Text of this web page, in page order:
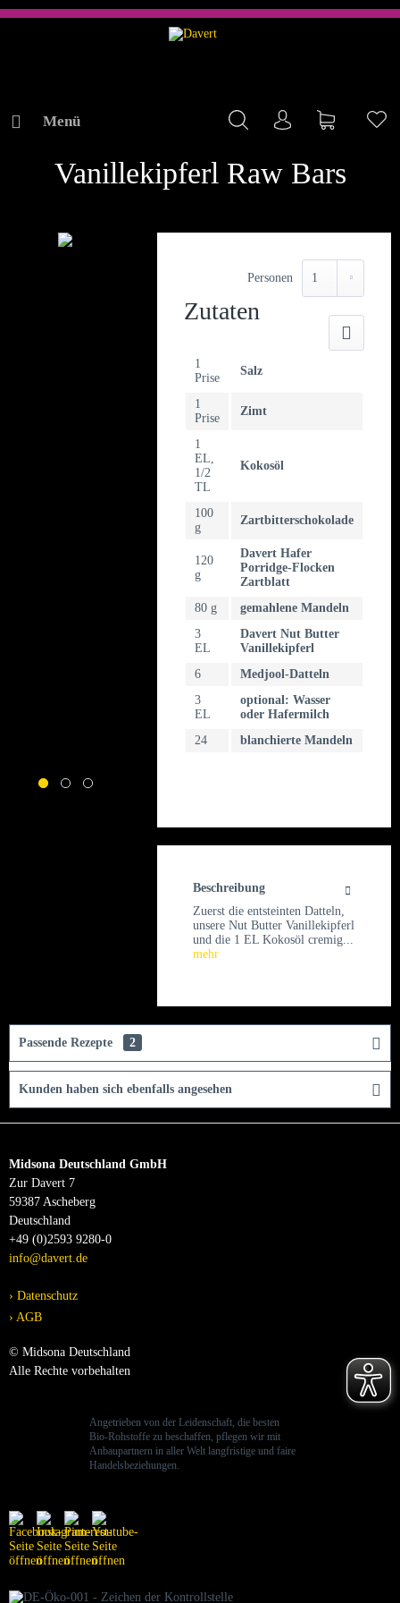
Menü Mein KontoWarenkorb
REZEPTEVanillekipferl Raw Bars
Personen
Zutaten
1
Prise
Salz
1
Prise
Zimt
1
EL,
1/2
TL
Kokosöl
100
g
Zartbitterschokolade
120
g
Davert Hafer
Porridge-Flocken
Zartblatt
80 g
gemahlene Mandeln
3
EL
Davert Nut Butter
Vanillekipferl
6
Medjool-Datteln
3
EL
optional: Wasser
oder Hafermilch
24
blanchierte Mandeln
Beschreibung
Zuerst die entsteinten Datteln,
unsere Nut Butter Vanillekipferl
und die 1 EL Kokosöl cremig...
mehr
Passende Rezepte 2
Kunden haben sich ebenfalls angesehen
Midsona Deutschland GmbH
Zur Davert 7
59387 Ascheberg
Deutschland
+49 (0)2593 9280-0
info@davert.de
Datenschutz
AGB
© Midsona Deutschland
Alle Rechte vorbehalten
Angetrieben von der Leidenschaft, die besten
Bio-Rohstoffe zu beschaffen, pflegen wir mit
Anbaupartnern in aller Welt langfristige und faire
Handelsbeziehungen.